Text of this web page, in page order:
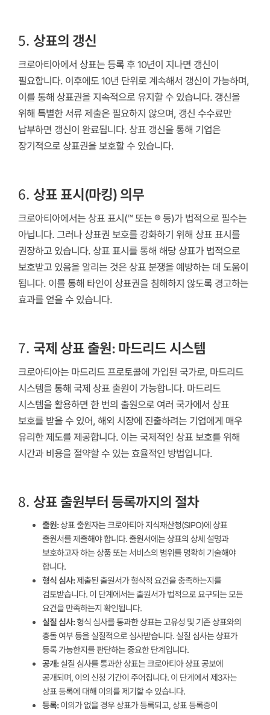
5. 상표의 갱신
크로아티아에서 상표는 등록 후 10년이 지나면 갱신이
필요합니다. 이후에도 10년 단위로 계속해서 갱신이 가능하며,
이를 통해 상표권을 지속적으로 유지할 수 있습니다. 갱신을
위해 특별한 서류 제출은 필요하지 않으며, 갱신 수수료만
납부하면 갱신이 완료됩니다. 상표 갱신을 통해 기업은
장기적으로 상표권을 보호할 수 있습니다.
6. 상표 표시(마킹) 의무
크로아티아에서는 상표 표시(™ 또는 ® 등)가 법적으로 필수는
아닙니다. 그러나 상표권 보호를 강화하기 위해 상표 표시를
권장하고 있습니다. 상표 표시를 통해 해당 상표가 법적으로
보호받고 있음을 알리는 것은 상표 분쟁을 예방하는 데 도움이
됩니다. 이를 통해 타인이 상표권을 침해하지 않도록 경고하는
효과를 얻을 수 있습니다.
7. 국제 상표 출원: 마드리드 시스템
크로아티아는 마드리드 프로토콜에 가입된 국가로, 마드리드
시스템을 통해 국제 상표 출원이 가능합니다. 마드리드
시스템을 활용하면 한 번의 출원으로 여러 국가에서 상표
보호를 받을 수 있어, 해외 시장에 진출하려는 기업에게 매우
유리한 제도를 제공합니다. 이는 국제적인 상표 보호를 위해
시간과 비용을 절약할 수 있는 효율적인 방법입니다.
8. 상표 출원부터 등록까지의 절차
출원:상표 출원자는 크로아티아 지식재산청(SIPO)에 상표
출원서를 제출해야 합니다. 출원서에는 상표의 상세 설명과
보호하고자 하는 상품 또는 서비스의 범위를 명확히 기술해야
합니다.
형식 심사:제출된 출원서가 형식적 요건을 충족하는지를
검토받습니다. 이 단계에서는 출원서가 법적으로 요구되는 모든
요건을 만족하는지 확인됩니다.
실질 심사:형식 심사를 통과한 상표는 고유성 및 기존 상표와의
충돌 여부 등을 실질적으로 심사받습니다. 실질 심사는 상표가
등록 가능한지를 판단하는 중요한 단계입니다.
공개:실질 심사를 통과한 상표는 크로아티아 상표 공보에
공개되며, 이의 신청 기간이 주어집니다. 이 단계에서 제3자는
상표 등록에 대해 이의를 제기할 수 있습니다.
등록:이의가 없을 경우 상표가 등록되고, 상표 등록증이